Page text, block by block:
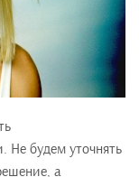
Не будем уточнять
а